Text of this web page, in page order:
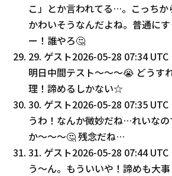
こ」とか言われてる…。こっちか
かわいそうなんだよね。普通に
ー！誰やろ🤔
29. ゲスト2026-05-28 07:34 UTC
明日中間テスト〜〜〜😭 どうす
理！諦めるしかない☆
30. ゲスト2026-05-28 07:35 UTC
うわ！なんか微妙だね…れいな
か〜〜〜🤔 残念だね…
31. ゲスト2026-05-28 07:44 UTC
う〜ん。もういいや！諦めも大